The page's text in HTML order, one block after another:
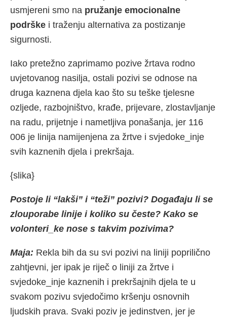
usmjereni smo na pružanje emocionalne
podrške i traženju alternativa za postizanje
sigurnosti.
Iako pretežno zaprimamo pozive žrtava rodno
uvjetovanog nasilja, ostali pozivi se odnose na
druga kaznena djela kao što su teške tjelesne
ozljede, razbojništvo, krađe, prijevare, zlostavljanje
na radu, prijetnje i nametljiva ponašanja, jer 116
006 je linija namijenjena za žrtve i svjedoke_inje
svih kaznenih djela i prekršaja.
{slika}
Postoje li “lakši” i “teži” pozivi? Događaju li se
zlouporabe linije i koliko su česte? Kako se
volonteri_ke nose s takvim pozivima?
Maja: Rekla bih da su svi pozivi na liniji poprilično
zahtjevni, jer ipak je riječ o liniji za žrtve i
svjedoke_inje kaznenih i prekršajnih djela te u
svakom pozivu svjedočimo kršenju osnovnih
ljudskih prava. Svaki poziv je jedinstven, jer je